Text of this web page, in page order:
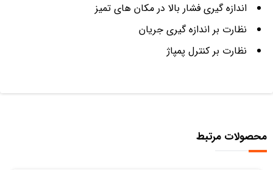
اندازه گیری فشار بالا در مکان های تمیز
نظارت بر اندازه گیری جریان
نظارت بر کنترل پمپاژ
محصولات مرتبط